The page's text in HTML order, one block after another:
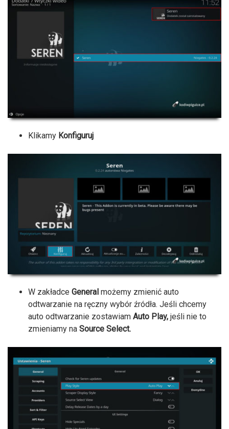
Klikamy Konfiguruj
W zakładce General możemy zmienić auto
odtwarzanie na ręczny wybór źródła. Jeśli chcemy
auto odtwarzanie zostawiam Auto Play, jeśli nie to
zmieniamy na Source Select.